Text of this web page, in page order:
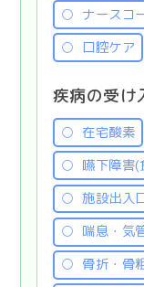
ナースコ
口腔ケア
疾病の受け
在宅酸素
嚥下障害(
施設出入
喘息・気
骨折・骨